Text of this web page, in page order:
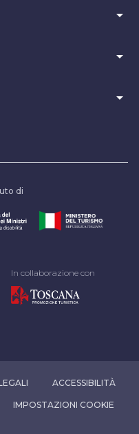
arrow_drop_down
arrow_drop_down
arrow_drop_down
di
In collaborazione con
ACCESSIBILITÀ
IMPOSTAZIONI COOKIE